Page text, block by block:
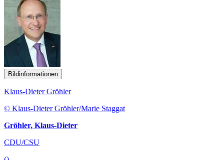
Bildinformationen
Klaus-Dieter Gröhler
© Klaus-Dieter Gröhler/Marie Staggat
Gröhler, Klaus-Dieter
CDU/CSU